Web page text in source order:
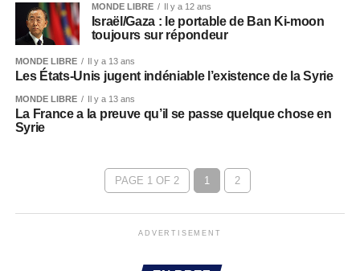
MONDE LIBRE Il y a 12 ans
Israël/Gaza : le portable de Ban Ki-moon
toujours sur répondeur
MONDE LIBRE Il y a 13 ans
Les États-Unis jugent indéniable l’existence de la Syrie
MONDE LIBRE Il y a 13 ans
La France a la preuve qu’il se passe quelque chose en
Syrie
PAGE 1 OF 2 1 2
ADVERTISEMENT